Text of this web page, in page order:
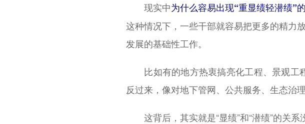
现实中为什么容易出现“重显绩轻潜绩”
这种情况下，一些干部就容易把更多的精力
发展的基础性工作。
比如有的地方热衷搞亮化工程、景观工
反过来，像对地下管网、公共服务、生态治
这背后，其实就是“显绩”和“潜绩”的关系